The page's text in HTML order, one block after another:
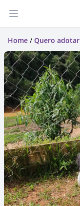
Abrir menu
Home / Quero adotar